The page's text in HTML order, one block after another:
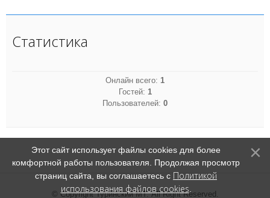
Статистика
Онлайн всего: 1
Гостей: 1
Пользователей: 0
© Copyright Туринский МТ. All Right Reserved.
Этот сайт использует файлы cookies для более
комфортной работы пользователя. Продолжая просмотр
страниц сайта, вы соглашаетесь с Политикой
использования файлов cookies